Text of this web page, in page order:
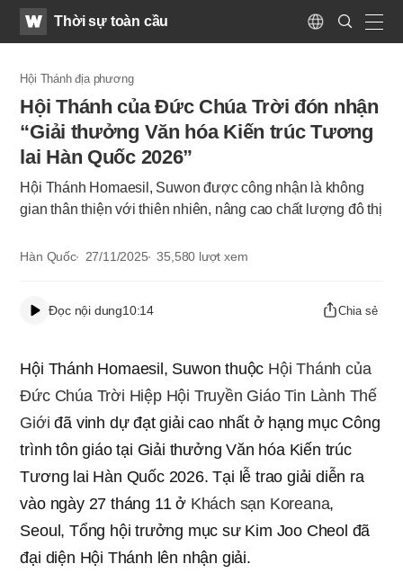
WATVThời sự toàn cầu
Language
Search
Submit
Hội Thánh địa phương
Hội Thánh của Đức Chúa Trời đón nhận
“Giải thưởng Văn hóa Kiến trúc Tương
lai Hàn Quốc 2026”
Hội Thánh Homaesil, Suwon được công nhận là không
gian thân thiện với thiên nhiên, nâng cao chất lượng đô thị
Hàn Quốc 27/11/2025 35,580 lượt xem
Đọc nội dung10:14 Chia sẻ
Hội Thánh Homaesil, Suwon thuộc Hội Thánh của
Đức Chúa Trời Hiệp Hội Truyền Giáo Tin Lành Thế
Giới đã vinh dự đạt giải cao nhất ở hạng mục Công
trình tôn giáo tại Giải thưởng Văn hóa Kiến trúc
Tương lai Hàn Quốc 2026. Tại lễ trao giải diễn ra
vào ngày 27 tháng 11 ở Khách sạn Koreana,
Seoul, Tổng hội trưởng mục sư Kim Joo Cheol đã
đại diện Hội Thánh lên nhận giải.